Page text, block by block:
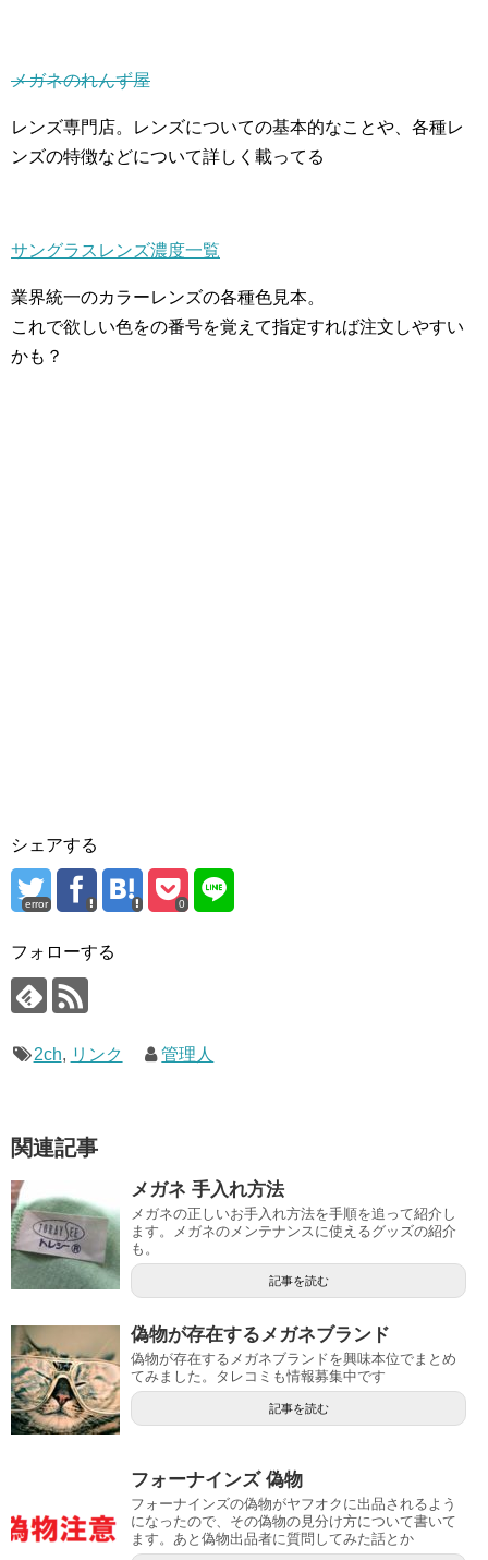
メガネのれんず屋
レンズ専門店。レンズについての基本的なことや、各種レ
ンズの特徴などについて詳しく載ってる
サングラスレンズ濃度一覧
業界統一のカラーレンズの各種色見本。
これで欲しい色をの番号を覚えて指定すれば注文しやすい
かも？
シェアする
error 0
フォローする
2ch, リンク 管理人
関連記事
メガネ 手入れ方法
メガネの正しいお手入れ方法を手順を追って紹介し
ます。メガネのメンテナンスに使えるグッズの紹介
も。
記事を読む
偽物が存在するメガネブランド
偽物が存在するメガネブランドを興味本位でまとめ
てみました。タレコミも情報募集中です
記事を読む
フォーナインズ 偽物
フォーナインズの偽物がヤフオクに出品されるよう
になったので、その偽物の見分け方について書いて
ます。あと偽物出品者に質問してみた話とか